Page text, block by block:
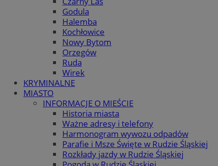
Godula
Halemba
Kochłowice
Nowy Bytom
Orzegów
Ruda
Wirek
KRYMINALNE
MIASTO
INFORMACJE O MIEŚCIE
Historia miasta
Ważne adresy i telefony
Harmonogram wywozu odpadów
Parafie i Msze Święte w Rudzie Śląskiej
Rozkłady jazdy w Rudzie Śląskiej